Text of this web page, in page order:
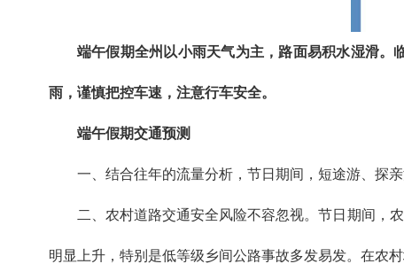
端午假期全州以小雨天气为主，路面易积水湿滑。
雨，谨慎把控车速，注意行车安全。
端午假期交通预测
一、结合往年的流量分析，节日期间，短途游、探
二、农村道路交通安全风险不容忽视。节日期间，
明显上升，特别是低等级乡间公路事故多发易发。在农